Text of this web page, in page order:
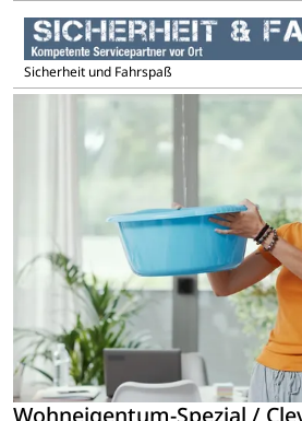
Sicherheit und Fahrspaß